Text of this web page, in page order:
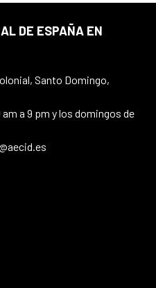
DE ESPAÑA EN
Santo Domingo,
a 9 pm y los domingos de